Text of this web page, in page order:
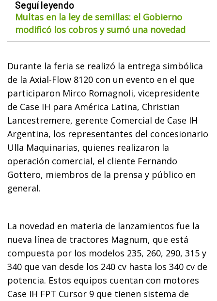
Seguí leyendo
Multas en la ley de semillas: el Gobierno
modificó los cobros y sumó una novedad
Durante la feria se realizó la entrega simbólica
de la Axial-Flow 8120 con un evento en el que
participaron Mirco Romagnoli, vicepresidente
de Case IH para América Latina, Christian
Lancestremere, gerente Comercial de Case IH
Argentina, los representantes del concesionario
Ulla Maquinarias, quienes realizaron la
operación comercial, el cliente Fernando
Gottero, miembros de la prensa y público en
general.
La novedad en materia de lanzamientos fue la
nueva línea de tractores Magnum, que está
compuesta por los modelos 235, 260, 290, 315 y
340 que van desde los 240 cv hasta los 340 cv de
potencia. Estos equipos cuentan con motores
Case IH FPT Cursor 9 que tienen sistema de